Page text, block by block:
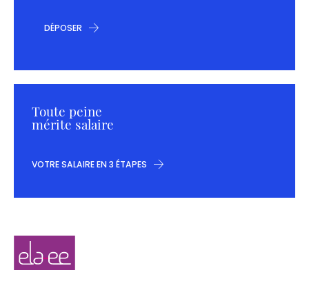
DÉPOSER
Toute peine
mérite salaire
VOTRE SALAIRE EN 3 ÉTAPES
Navigation
secondaire
Elaee